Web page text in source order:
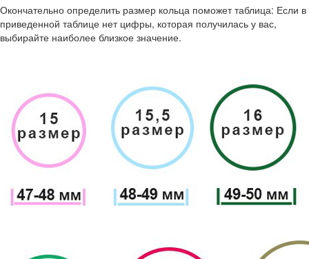
Окончательно определить размер кольца поможет таблица: Если в
приведенной таблице нет цифры, которая получилась у вас,
выбирайте наиболее близкое значение.